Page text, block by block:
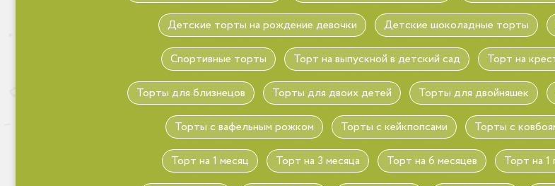
Детские торты на рождение девочки Детские шоколадные торты
Спортивные торты Торт на выпускной в детский сад Торт на
Торты для близнецов Торты для двоих детей Торты для двойняшек
Торты с вафельным рожком Торты с кейкпопсами Торты с
Торт на 1 месяц Торт на 3 месяца Торт на 6 месяцев Торт на 1